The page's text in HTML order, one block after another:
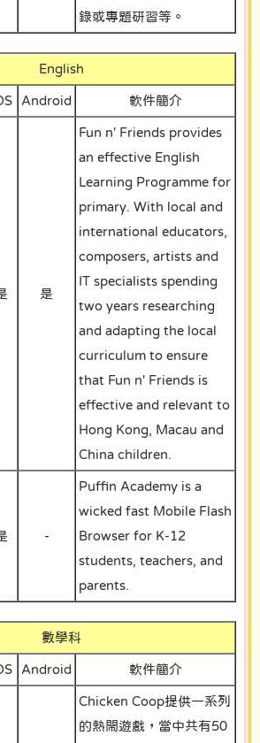
錄或專題研習等。
English
Android 軟件簡介
是
Fun n' Friends provides
an effective English
Learning Programme for
primary. With local and
international educators,
composers, artists and
IT specialists spending
two years researching
and adapting the local
curriculum to ensure
that Fun n' Friends is
effective and relevant to
Hong Kong, Macau and
China children.
-
Puffin Academy is a
wicked fast Mobile Flash
Browser for K-12
students, teachers, and
parents.
數學科
Android 軟件簡介
Chicken Coop提供一系列
的熱閙遊戲，當中共有50